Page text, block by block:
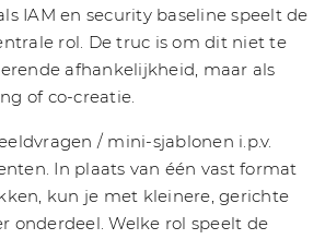
IAM en security baseline speelt de
rol. De truc is om dit niet te
afhankelijkheid, maar als
of co-creatie.
/ mini-sjablonen i.p.v.
In plaats van één vast format
kun je met kleinere, gerichte
onderdeel. Welke rol speelt de